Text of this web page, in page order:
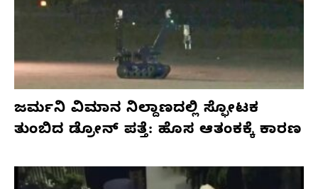
ಜರ್ಮನಿ ವಿಮಾನ ನಿಲ್ದಾಣದಲ್ಲಿ ಸ್ಫೋಟಕ
ತುಂಬಿದ ಡ್ರೋನ್ ಪತ್ತೆ: ಹೊಸ ಆತಂಕಕ್ಕೆ ಕಾರಣ